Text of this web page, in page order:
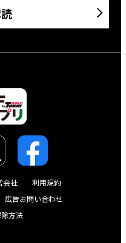
会社
利用規約
広告お問い合わせ
方法